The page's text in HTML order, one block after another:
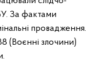
За фактами
провадження.
(Воєнні злочини)